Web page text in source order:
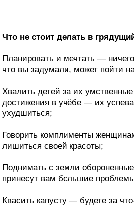
Что не стоит делать в
Планировать и мечтать —
что вы задумали, может пойти
Хвалить детей за их
достижения в учёбе — их
ухудшиться;
Говорить комплименты
лишиться своей красоты;
Поднимать с земли
принесут вам большие
Квасить капусту — будете за